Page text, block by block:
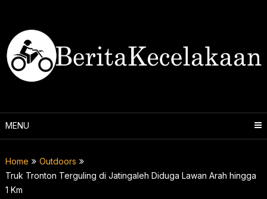
content
MENU
Home
Outdoors
Truk Tronton Terguling di Jatingaleh Diduga Lawan Arah hingga
1 Km